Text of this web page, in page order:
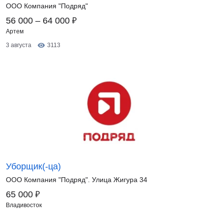
ООО Компания "Подряд"
56 000 – 64 000 ₽
Артем
3 августа
3113
Уборщик(-ца)
ООО Компания "Подряд". Улица Жигура 34
65 000 ₽
Владивосток